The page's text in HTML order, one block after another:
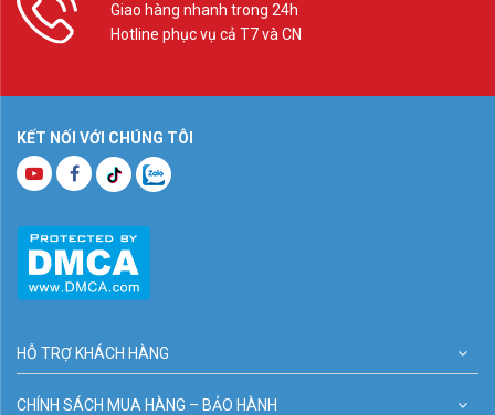
Giao hàng nhanh trong 24h
Hotline phục vụ cả T7 và CN
KẾT NỐI VỚI CHÚNG TÔI
HỖ TRỢ KHÁCH HÀNG
CHÍNH SÁCH MUA HÀNG – BẢO HÀNH